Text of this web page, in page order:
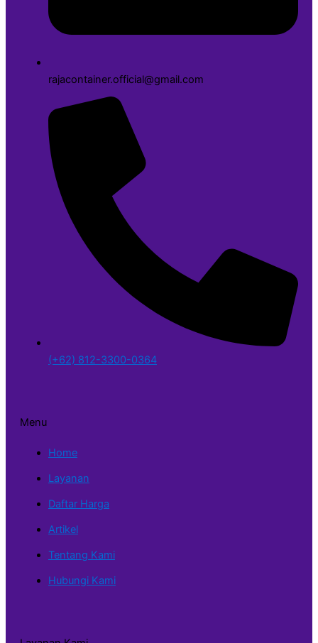
rajacontainer.official@gmail.com
(+62) 812-3300-0364
Menu
Home
Layanan
Daftar Harga
Artikel
Tentang Kami
Hubungi Kami